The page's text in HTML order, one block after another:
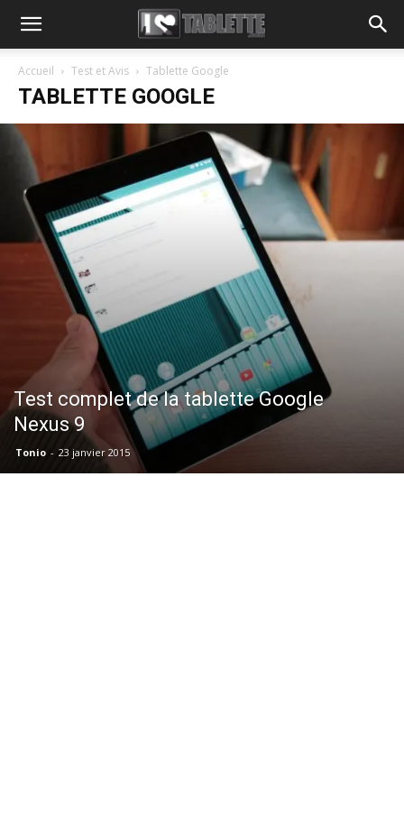
Accueil Test et Avis Tablette Google
TABLETTE GOOGLE
Test complet de la tablette Google
Nexus 9
Tonio - 23 janvier 2015